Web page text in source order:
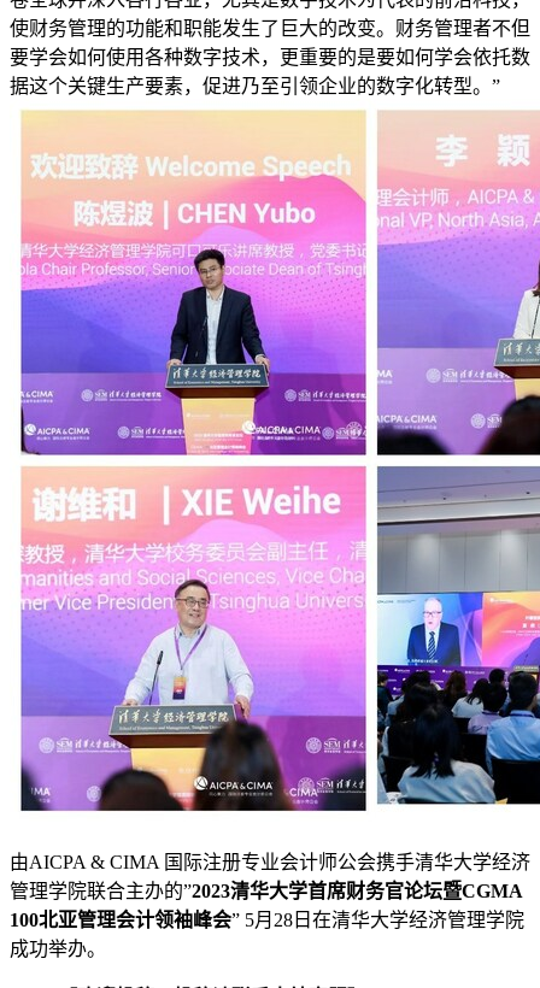
使财务管理的功能和职能发生了巨大的改变。财务管理者不但
要学会如何使用各种数字技术，更重要的是要如何学会依托数
据这个关键生产要素，促进乃至引领企业的数字化转型。”
由AICPA & CIMA 国际注册专业会计师公会携手清华大学经济
管理学院联合主办的”2023清华大学首席财务官论坛暨CGMA
100北亚管理会计领袖峰会” 5月28日在清华大学经济管理学院
成功举办。